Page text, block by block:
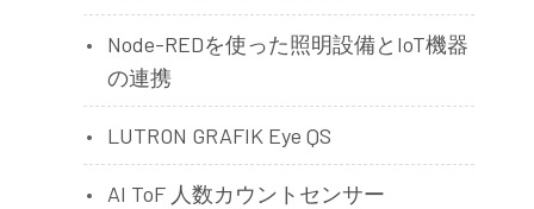
Node-REDを使った照明設備とIoT機器
の連携
LUTRON GRAFIK Eye QS
AI ToF 人数カウントセンサー